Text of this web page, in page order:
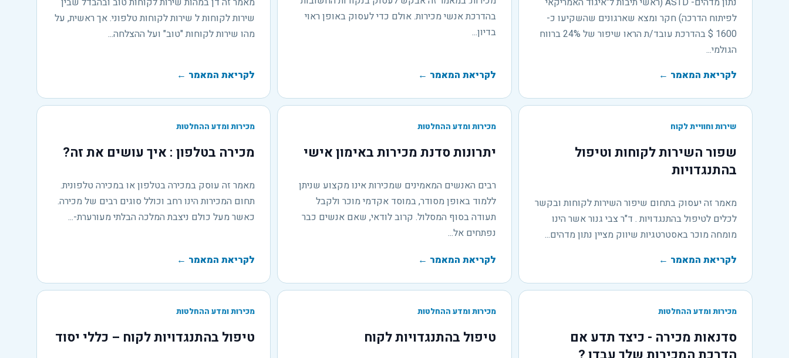
לפיתוח הדרכה) חקר ומצא שארגונים שהשקיעו כ-
1600 $ בהדרכת עובד/ת הראו שיפור של 24% ברווח
הגולמי...
לקריאת המאמר ←
בהדרכת אנשי מכירות. אולם כדי לעסוק באופן ראוי
בדיון...
לקריאת המאמר ←
שירות לקוחות ל שירות לקוחות טלפוני. אך ראשית, על
מהו שירות לקוחות "טוב" ועל ההצלחה...
לקריאת המאמר ←
שירות וחוויית לקוח
שפור השירות לקוחות וטיפול
בהתנגדויות
מאמר זה יעסוק בתחום שיפור השירות לקוחות ובקשר
לכלים לטיפול בהתנגדויות . ד"ר צבי גנור אשר הינו
מומחה מוכר באסטרטגיות שיווק מציין נתון מדהים...
לקריאת המאמר ←
מכירות ומדע ההחלטות
יתרונות סדנת מכירות באימון אישי
רבים האנשים המאמינים שמכירות אינו מקצוע שניתן
ללמוד באופן מסודר, במוסד אקדמי מוכר ולקבל
תעודה בסוף המסלול. קרוב לודאי, שאם אנשים כבר
נפתחים אל...
לקריאת המאמר ←
מכירות ומדע ההחלטות
מכירה בטלפון : איך עושים את זה?
מאמר זה עוסק במכירה בטלפון או במכירה טלפונית.
תחום המכירות הינו רחב וכולל סוגים רבים של מכירה.
כאשר מעל כולם ניצבת המלכה הבלתי מעורערת-...
לקריאת המאמר ←
מכירות ומדע ההחלטות
סדנאות מכירה - כיצד תדע אם
מכירות ומדע ההחלטות
טיפול בהתנגדויות לקוח
מכירות ומדע ההחלטות
טיפול בהתנגדויות לקוח – כללי יסוד